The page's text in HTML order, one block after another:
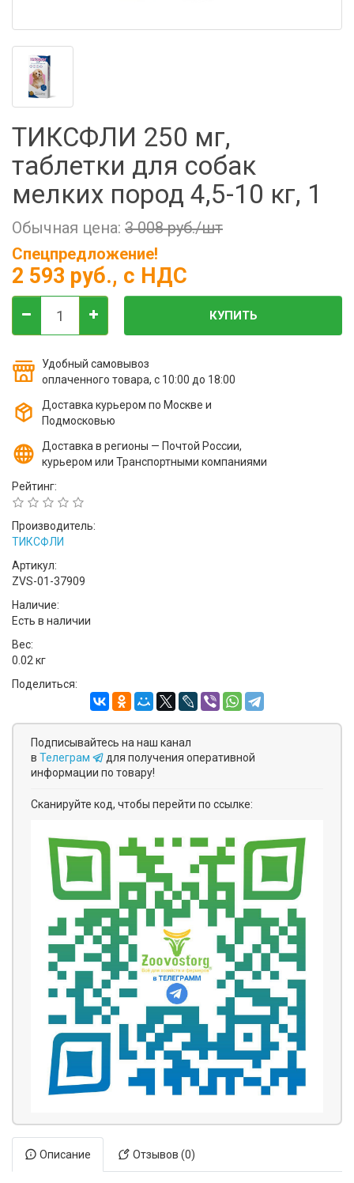
Электронная маркировка коров
ТИКСФЛИ 250 мг,
таблетки для собак
мелких пород 4,5-10 кг, 1
Обычная цена: 3 008 руб./шт
Спецпредложение!
2 593 руб., с НДС
КУПИТЬ
Удобный самовывоз
оплаченного товара, с 10:00 до 18:00
Доставка курьером по Москве и
Подмосковью
Доставка в регионы — Почтой России,
курьером или Транспортными компаниями
Рейтинг:
Производитель:
ТИКСФЛИ
Артикул:
ZVS-01-37909
Наличие:
Есть в наличии
Вес:
0.02 кг
Поделиться:
Подписывайтесь на наш канал
в Телеграм
для получения оперативной
информации по товару!
Сканируйте код, чтобы перейти по ссылке:
Описание Отзывов (0)